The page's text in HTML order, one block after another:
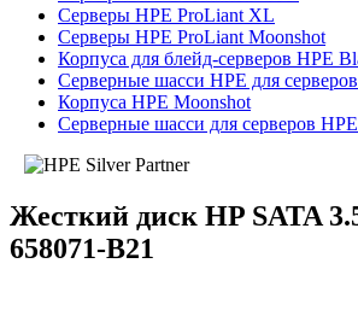
Серверы HPE ProLiant XL
Серверы HPE ProLiant Moonshot
Корпуса для блейд-серверов HPE
Серверные шасси HPE для
Корпуса HPE Moonshot
Серверные шасси для серверов
Жесткий диск HP SATA
658071-B21